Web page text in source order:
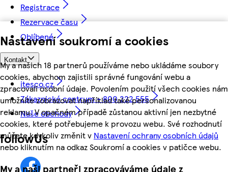
Nastavení soukromí a cookies
My a našich 18 partnerů používáme nebo ukládáme soubory
cookies, abychom zajistili správné fungování webu a
zpracovali osobní údaje. Povolením použití všech cookies nám
umožníte zobrazovat například také personalizovanou
reklamu. V opačném případě zůstanou aktivní jen nezbytné
cookies, které potřebujeme k provozu webu. Své rozhodnutí
můžete kdykoliv změnit v Nastavení ochrany osobních údajů
nebo kliknutím na odkaz Soukromí a cookies v patičce webu.
My a naši partneři zpracováváme údaje z
Registrace
Rezervace času
Oblíbené
Kontakt
itesco.cz
Zákaznické centrum - 800 222 555
Naše obchody
followUs